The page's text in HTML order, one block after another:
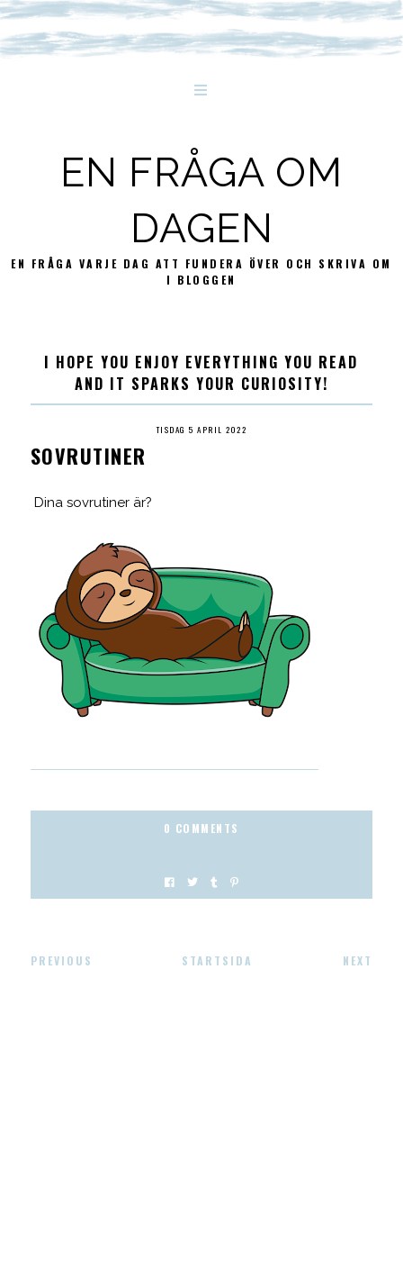
EN FRÅGA OM
DAGEN
EN FRÅGA VARJE DAG ATT FUNDERA ÖVER OCH SKRIVA OM
I BLOGGEN
I HOPE YOU ENJOY EVERYTHING YOU READ
AND IT SPARKS YOUR CURIOSITY!
TISDAG 5 APRIL 2022
SOVRUTINER
Dina sovrutiner är?
0 COMMENTS
PREVIOUS STARTSIDA NEXT